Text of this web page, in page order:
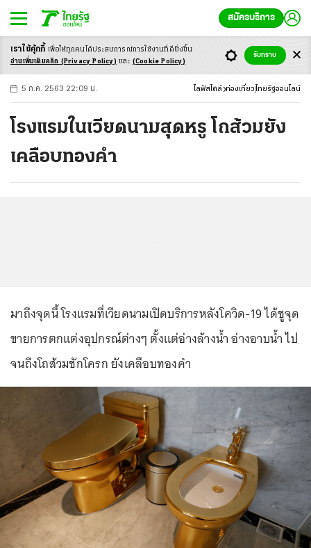
สมัครบริการ
-ก ก ก+
5 ก.ค. 2563 22:09 น. ไลฟ์สไตล์ ท่องเที่ยว ไทยรัฐออนไลน์
โรงแรมในเวียดนามสุดหรู โถส้วมยัง
เคลือบทองคำ
มาถึงจุดนี้ โรงแรมที่เวียดนามเปิดบริการหลังโควิด-19 ได้ชูจุด
ขายการตกแต่งอุปกรณ์ต่างๆ ตั้งแต่อ่างล้างน้ำ อ่างอาบน้ำ ไป
จนถึงโถส้วมชักโครก ยังเคลือบทองคำ
เราใช้คุ้กกี้ เพื่อให้ทุกคนได้ประสบการณ์การใช้งานที่ดียิ่งขึ้น
อ่านเพิ่มเติมคลิก (Privacy Policy) และ (Cookie Policy)
รับทราบ